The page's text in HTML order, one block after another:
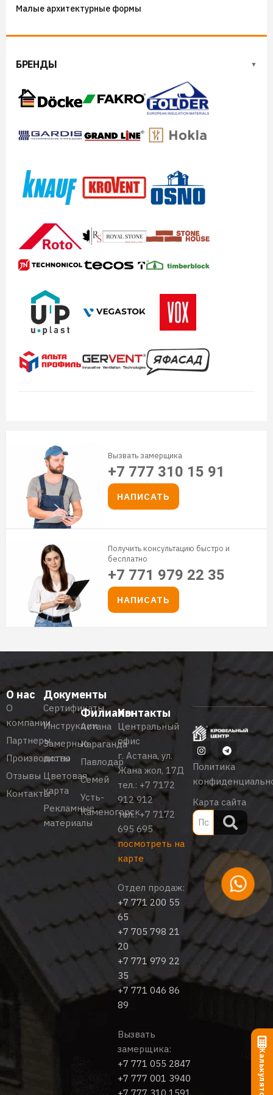
Малые архитектурные формы
БРЕНДЫ
Вызвать замерщика
+7 777 310 15 91
НАПИСАТЬ
Получить консультацию быстро и
бесплатно
+7 771 979 22 35
НАПИСАТЬ
О нас
О
компании
Партнеры
Производство
Отзывы
Контакты
Документы
Сертификаты
Инструкции
Замерные
листы
Цветовая
карта
Рекламные
материалы
Филиалы
Астана
Караганда
Павлодар
Семей
Усть-
Каменогорск
Контакты
Центральный
офис
г. Астана, ул.
Жана жол, 17Д
тел.: +7 7172
912 912
тел.:+7 7172
695 695
посмотреть на
карте
Отдел продаж:
+7 771 200 55
65
+7 705 798 21
20
+7 771 979 22
35
+7 771 046 86
89
Вызвать
замерщика:
+7 771 055 2847
+7 777 001 3940
Политика
Карта сайта
Калькулятор